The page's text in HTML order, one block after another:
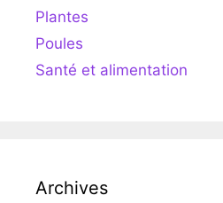
Plantes
Poules
Santé et alimentation
Archives